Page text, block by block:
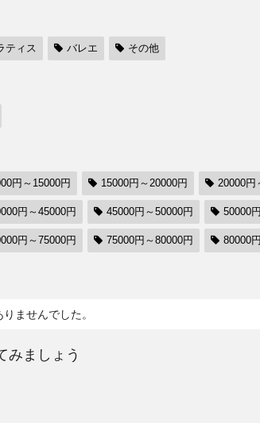
ティス バレエ その他
円～15000円 15000円～20000円 20000円
円～45000円 45000円～50000円 50000
円～75000円 75000円～80000円 80000
ませんでした。
みましょう